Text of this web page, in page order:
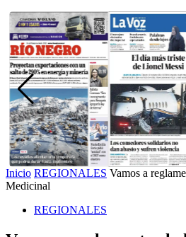
Inicio REGIONALES Vamos a
Medicinal
REGIONALES